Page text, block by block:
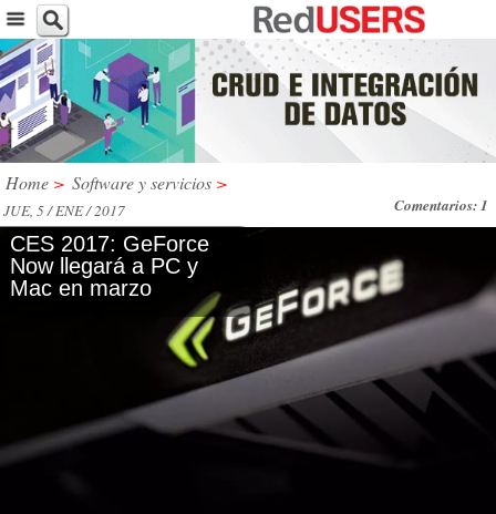
Home > Software y servicios >
Comentarios: 1
JUE, 5 / ENE / 2017
CES 2017: GeForce
Now llegará a PC y
Mac en marzo